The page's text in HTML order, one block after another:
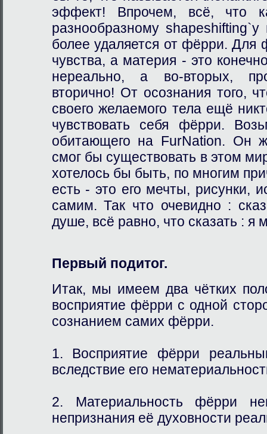
эффект! Впрочем, всё, что
разнообразному
более удаляется от фёрри.
чувства, а материя - это
нереально, а во-вторых,
вторично! От осознания того,
своего желаемого тела ещё
чувствовать себя фёрри.
обитающего на FurNation. Он
смог бы существовать в этом
хотелось бы быть, по многим
есть - это его мечты, рисунки,
самим. Так что очевидно :
душе, всё равно, что сказать : я
Первый подитог.
Итак, мы имеем два чётких
восприятие фёрри с одной
сознанием самих фёрри.
1. Восприятие фёрри
вследствие его
2. Материальность фёрри
непризнания её духовности